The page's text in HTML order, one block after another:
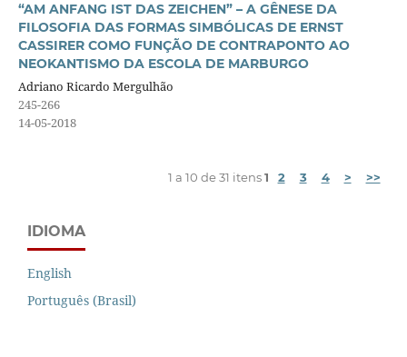
“AM ANFANG IST DAS ZEICHEN” – A GÊNESE DA
FILOSOFIA DAS FORMAS SIMBÓLICAS DE ERNST
CASSIRER COMO FUNÇÃO DE CONTRAPONTO AO
NEOKANTISMO DA ESCOLA DE MARBURGO
Adriano Ricardo Mergulhão
245-266
14-05-2018
1 a 10 de 31 itens1 2 3 4 > >>
IDIOMA
English
Português (Brasil)